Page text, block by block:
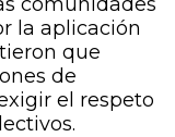
la aplicación
que
de
el respeto